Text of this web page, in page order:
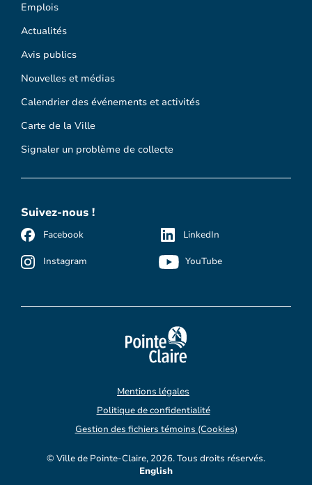
Emplois
Actualités
Avis publics
Nouvelles et médias
Calendrier des événements et activités
Carte de la Ville
Signaler un problème de collecte
Suivez-nous !
Facebook
Instagram
LinkedIn
YouTube
© Ville de Pointe-Claire, 2026. Tous droits réservés.
Mentions légales
Politique de confidentialité
Gestion des fichiers témoins (Cookies)
English